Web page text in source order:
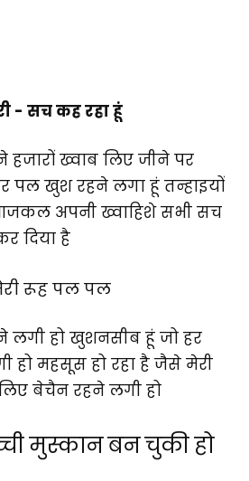
- सच कह रहा हूं
ख्वाब लिए जीने पर
पल खुश रहने लगा हूं तन्हाइयों
अपनी ख्वाहिशे सभी सच
दिया है
रूह पल पल
हो खुशनसीब हूं जो हर
महसूस हो रहा है जैसे मेरी
बेचैन रहने लगी हो
मुस्कान बन चुकी हो